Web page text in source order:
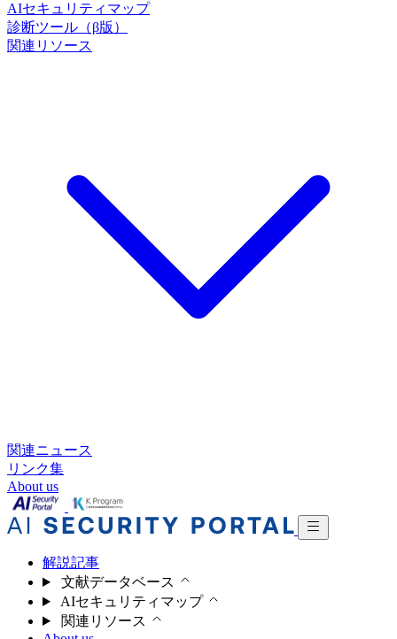
AIセキュリティマップ
診断ツール（β版）
関連リソース
関連ニュース
リンク集
About us
解説記事
文献データベース
AIセキュリティマップ
関連リソース